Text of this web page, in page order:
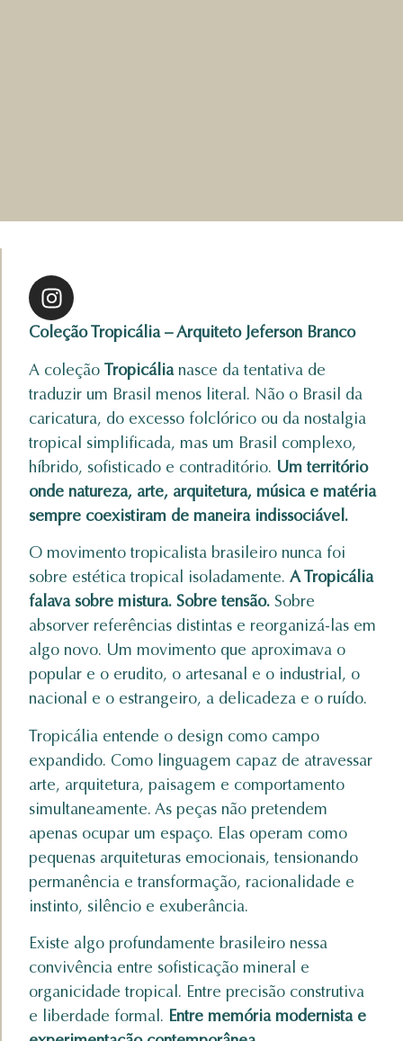
Coleção Tropicália – Arquiteto Jeferson Branco
A coleção Tropicálianasce da tentativa de
traduzir um Brasil menos literal. Não o Brasil da
caricatura, do excesso folclórico ou da nostalgia
tropical simplificada, mas um Brasil complexo,
híbrido, sofisticado e contraditório. Um território
onde natureza, arte, arquitetura, música e matéria
sempre coexistiram de maneira indissociável.
O movimento tropicalista brasileiro nunca foi
sobre estética tropical isoladamente. A Tropicália
falava sobre mistura. Sobre tensão. Sobre
absorver referências distintas e reorganizá-las em
algo novo. Um movimento que aproximava o
popular e o erudito, o artesanal e o industrial, o
nacional e o estrangeiro, a delicadeza e o ruído.
Tropicália entende o design como campo
expandido. Como linguagem capaz de atravessar
arte, arquitetura, paisagem e comportamento
simultaneamente. As peças não pretendem
apenas ocupar um espaço. Elas operam como
pequenas arquiteturas emocionais, tensionando
permanência e transformação, racionalidade e
instinto, silêncio e exuberância.
Existe algo profundamente brasileiro nessa
convivência entre sofisticação mineral e
organicidade tropical. Entre precisão construtiva
e liberdade formal. Entre memória modernista e